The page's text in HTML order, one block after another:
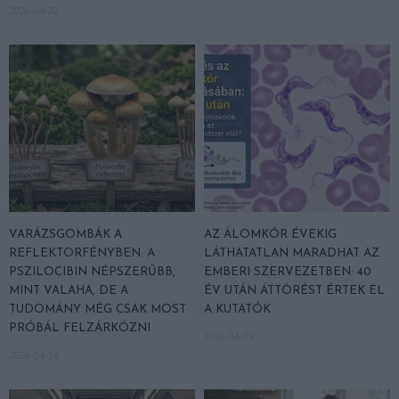
VARÁZSGOMBÁK A
REFLEKTORFÉNYBEN: A
PSZILOCIBIN NÉPSZERŰBB,
MINT VALAHA, DE A
TUDOMÁNY MÉG CSAK MOST
PRÓBÁL FELZÁRKÓZNI
AZ ÁLOMKÓR ÉVEKIG
LÁTHATATLAN MARADHAT AZ
EMBERI SZERVEZETBEN: 40
ÉV UTÁN ÁTTÖRÉST ÉRTEK EL
A KUTATÓK